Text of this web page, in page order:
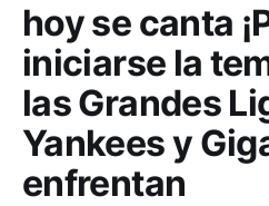
hoy se canta
iniciarse la
las Grandes
Yankees y
enfrentan